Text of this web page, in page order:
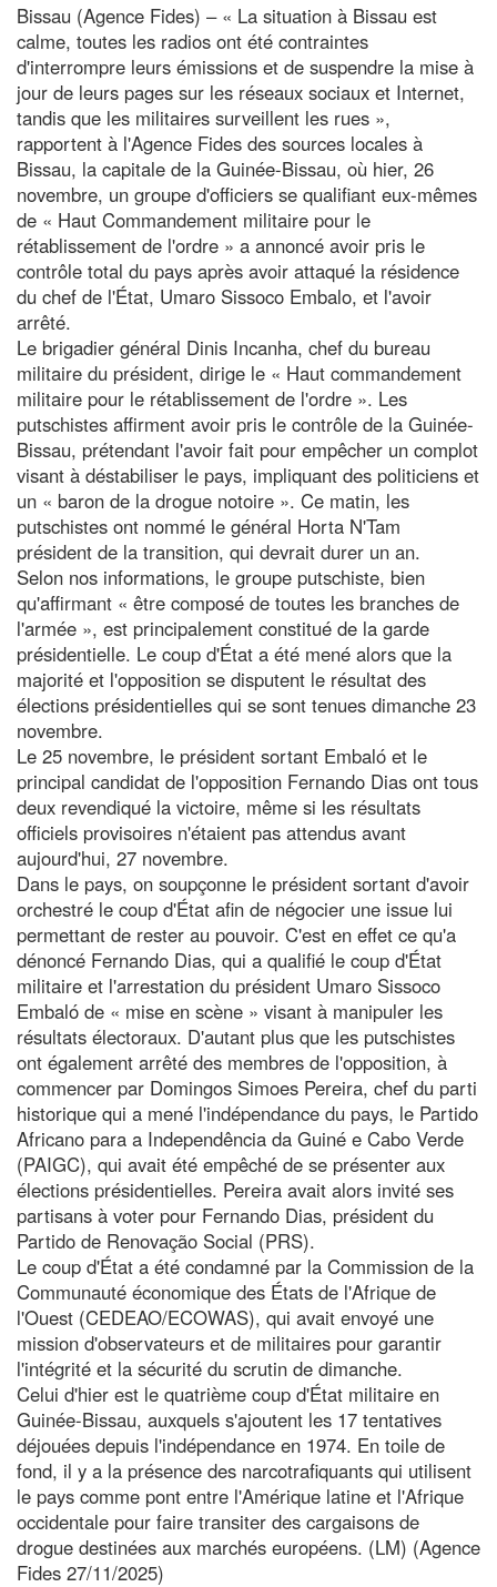
Bissau (Agence Fides) – « La situation à Bissau est
calme, toutes les radios ont été contraintes
d'interrompre leurs émissions et de suspendre la mise à
jour de leurs pages sur les réseaux sociaux et Internet,
tandis que les militaires surveillent les rues »,
rapportent à l'Agence Fides des sources locales à
Bissau, la capitale de la Guinée-Bissau, où hier, 26
novembre, un groupe d'officiers se qualifiant eux-mêmes
de « Haut Commandement militaire pour le
rétablissement de l'ordre » a annoncé avoir pris le
contrôle total du pays après avoir attaqué la résidence
du chef de l'État, Umaro Sissoco Embalo, et l'avoir
arrêté.
Le brigadier général Dinis Incanha, chef du bureau
militaire du président, dirige le « Haut commandement
militaire pour le rétablissement de l'ordre ». Les
putschistes affirment avoir pris le contrôle de la Guinée-
Bissau, prétendant l'avoir fait pour empêcher un complot
visant à déstabiliser le pays, impliquant des politiciens et
un « baron de la drogue notoire ». Ce matin, les
putschistes ont nommé le général Horta N'Tam
président de la transition, qui devrait durer un an.
Selon nos informations, le groupe putschiste, bien
qu'affirmant « être composé de toutes les branches de
l'armée », est principalement constitué de la garde
présidentielle. Le coup d'État a été mené alors que la
majorité et l'opposition se disputent le résultat des
élections présidentielles qui se sont tenues dimanche 23
novembre.
Le 25 novembre, le président sortant Embaló et le
principal candidat de l'opposition Fernando Dias ont tous
deux revendiqué la victoire, même si les résultats
officiels provisoires n'étaient pas attendus avant
aujourd'hui, 27 novembre.
Dans le pays, on soupçonne le président sortant d'avoir
orchestré le coup d'État afin de négocier une issue lui
permettant de rester au pouvoir. C'est en effet ce qu'a
dénoncé Fernando Dias, qui a qualifié le coup d'État
militaire et l'arrestation du président Umaro Sissoco
Embaló de « mise en scène » visant à manipuler les
résultats électoraux. D'autant plus que les putschistes
ont également arrêté des membres de l'opposition, à
commencer par Domingos Simoes Pereira, chef du parti
historique qui a mené l'indépendance du pays, le Partido
Africano para a Independência da Guiné e Cabo Verde
(PAIGC), qui avait été empêché de se présenter aux
élections présidentielles. Pereira avait alors invité ses
partisans à voter pour Fernando Dias, président du
Partido de Renovação Social (PRS).
Le coup d'État a été condamné par la Commission de la
Communauté économique des États de l'Afrique de
l'Ouest (CEDEAO/ECOWAS), qui avait envoyé une
mission d'observateurs et de militaires pour garantir
l'intégrité et la sécurité du scrutin de dimanche.
Celui d'hier est le quatrième coup d'État militaire en
Guinée-Bissau, auxquels s'ajoutent les 17 tentatives
déjouées depuis l'indépendance en 1974. En toile de
fond, il y a la présence des narcotrafiquants qui utilisent
le pays comme pont entre l'Amérique latine et l'Afrique
occidentale pour faire transiter des cargaisons de
drogue destinées aux marchés européens. (LM) (Agence
Fides 27/11/2025)